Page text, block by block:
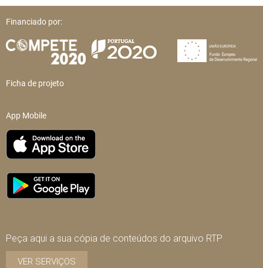
Financiado por:
Ficha de projeto
App Mobile
Peça aqui a sua cópia de conteúdos do arquivo RTP
VER SERVIÇOS